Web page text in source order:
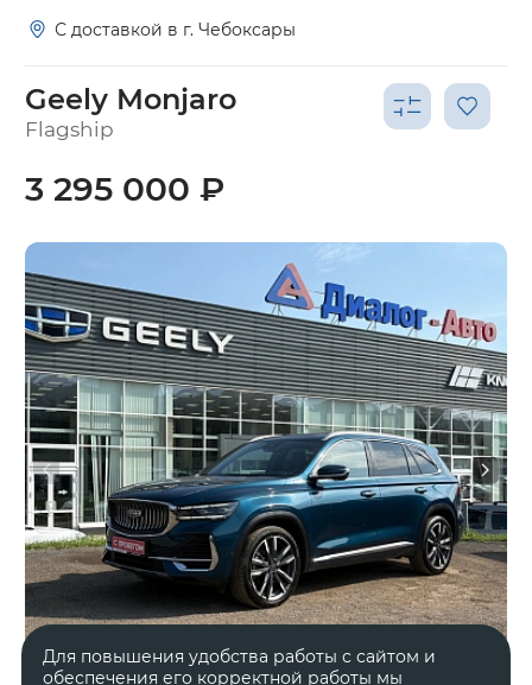
С доставкой в г. Чебоксары
Geely Monjaro
Flagship
3 295 000 ₽
Для повышения удобства работы с сайтом и
обеспечения его корректной работы мы